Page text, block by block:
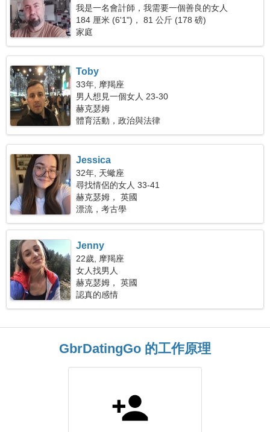
我是一名會計師，我需要一個善良的女人
184 厘米 (6'1")， 81 公斤 (178 磅)
家庭
Toby
33年, 摩羯座
男人想見一個女人 23-30
赫克瑟姆
體育活動，政治與法律
Jessica
32年, 天蠍座
尋找情侶的女人 33-41
赫克瑟姆， 英國
漂流，考古學
Jenny
22歲, 摩羯座
女人找男人
赫克瑟姆， 英國
認真的感情
GbrDatingGo 的工作原理